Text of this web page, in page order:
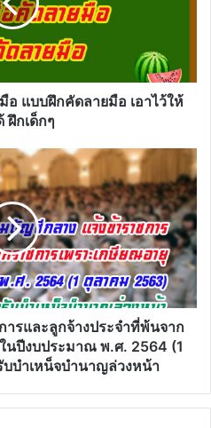
แบบฝึกคัดลายมือ เอาไว้ให้
ฝึกเด็กๆ
รและลูกจ้างประจำที่พ้นจาก
นปีงบประมาณ พ.ศ. 2564 (1
บำเหน็จบำนาญล่วงหน้า